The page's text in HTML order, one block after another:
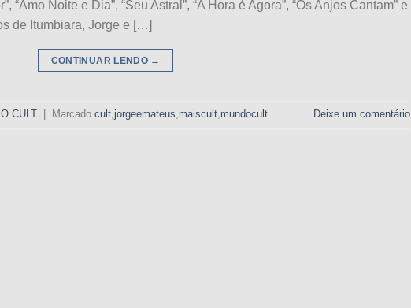
“Amo Noite e Dia”, “Seu Astral”, “A Hora é Agora”, “Os Anjos Cantam” e
de Itumbiara, Jorge e […]
CONTINUAR LENDO →
CULT Marcado cult,jorgeemateus,maiscult,mundocult Deixe um comentário